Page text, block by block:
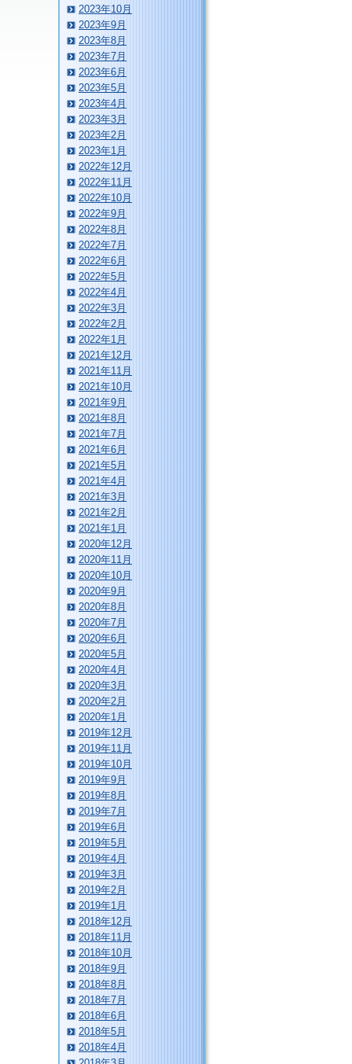
2023年10月
2023年9月
2023年8月
2023年7月
2023年6月
2023年5月
2023年4月
2023年3月
2023年2月
2023年1月
2022年12月
2022年11月
2022年10月
2022年9月
2022年8月
2022年7月
2022年6月
2022年5月
2022年4月
2022年3月
2022年2月
2022年1月
2021年12月
2021年11月
2021年10月
2021年9月
2021年8月
2021年7月
2021年6月
2021年5月
2021年4月
2021年3月
2021年2月
2021年1月
2020年12月
2020年11月
2020年10月
2020年9月
2020年8月
2020年7月
2020年6月
2020年5月
2020年4月
2020年3月
2020年2月
2020年1月
2019年12月
2019年11月
2019年10月
2019年9月
2019年8月
2019年7月
2019年6月
2019年5月
2019年4月
2019年3月
2019年2月
2019年1月
2018年12月
2018年11月
2018年10月
2018年9月
2018年8月
2018年7月
2018年6月
2018年5月
2018年4月